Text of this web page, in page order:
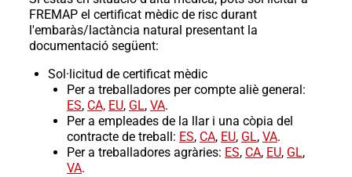
FREMAP el certificat mèdic de risc durant
l'embaràs/lactància natural presentant la
documentació següent:
Sol·licitud de certificat mèdic
Per a treballadores per compte aliè general:
ES, CA, EU, GL, VA.
Per a empleades de la llar i una còpia del
contracte de treball: ES, CA, EU, GL, VA.
Per a treballadores agràries: ES, CA, EU, GL,
VA.